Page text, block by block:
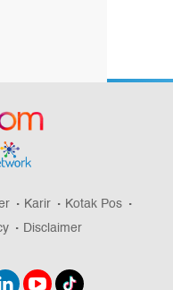
Karir
Kotak Pos
Disclaimer